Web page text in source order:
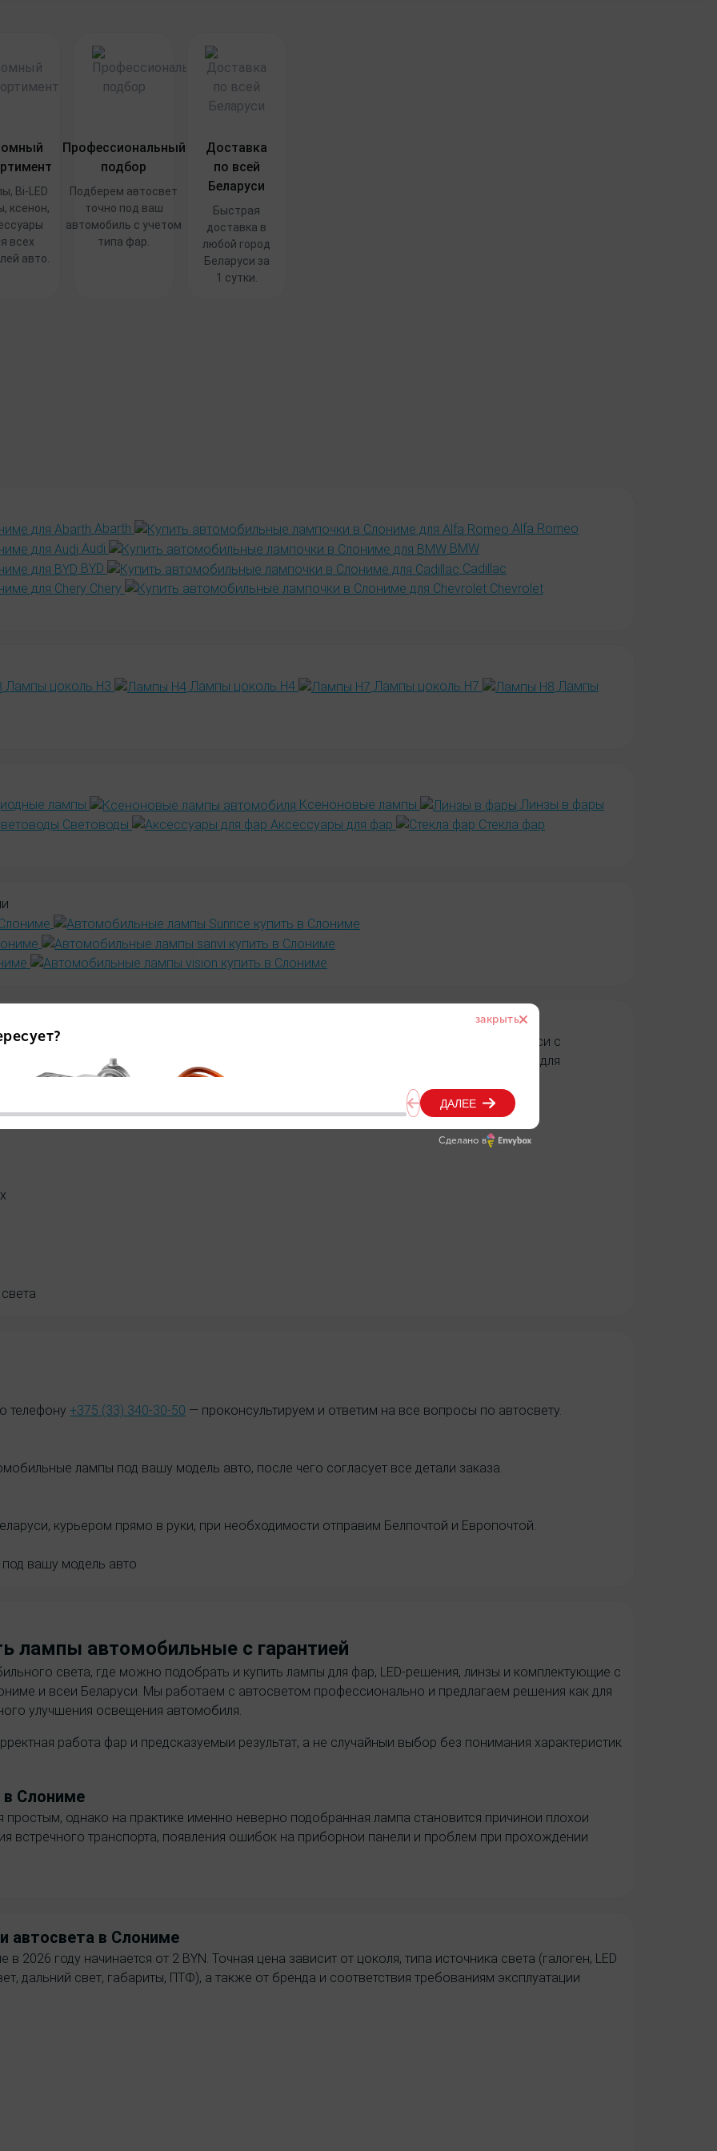
Bi-LED
ксенон,
всех
авто.
Профессиональный
подбор
Подберем автосвет
точно под ваш
автомобиль с учетом
типа фар.
Доставка
по всей
Беларуси
Быстрая
доставка в
любой город
Беларуси за
1 сутки.
Abarth
Alfa Romeo
Audi
BMW
BYD
Cadillac
Chery
Chevrolet
Лампы цоколь H3 Лампы цоколь H4 Лампы цоколь H7
Лампы
лампы
Ксеноновые лампы
Линзы в фары
Световоды Аксессуары для фар
Стекла фар
где можно подобрать и купить лампы для фар в Слониме с доставкой по всей Беларуси с
профессионально и предлагаем решения как для простой замены лампы, так и для
телефону +375 (33) 340-30-50 — проконсультируем и ответим на все вопросы по автосвету.
лампы под вашу модель авто, после чего согласует все детали заказа.
курьером прямо в руки, при необходимости отправим Белпочтой и Европочтой.
вашу модель авто.
лампы автомобильные с гарантией
света, где можно подобрать и купить лампы для фар, LED-решения, линзы и комплектующие с
и всеи Беларуси. Мы работаем с автосветом профессионально и предлагаем решения как для
улучшения освещения автомобиля.
работа фар и предсказуемыи результат, а не случайныи выбор без понимания характеристик
в Слониме
простым, однако на практике именно неверно подобранная лампа становится причинои плохои
встречного транспорта, появления ошибок на приборнои панели и проблем при прохождении
автосвета в Слониме
2026 году начинается от 2 BYN. Точная цена зависит от цоколя, типа источника света (галоген, LED
дальний свет, габариты, ПТФ), а также от бренда и соответствия требованиям эксплуатации
Сделано в